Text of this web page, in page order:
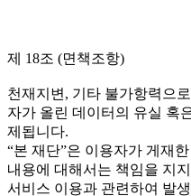
제 18조 (면책조항)
천재지변, 기타 불가항력으
자가 올린 데이터의 유실 혹
제됩니다.
“본 재단”은 이용자가 게재
내용에 대해서는 책임을 지
서비스 이용과 관련하여 발